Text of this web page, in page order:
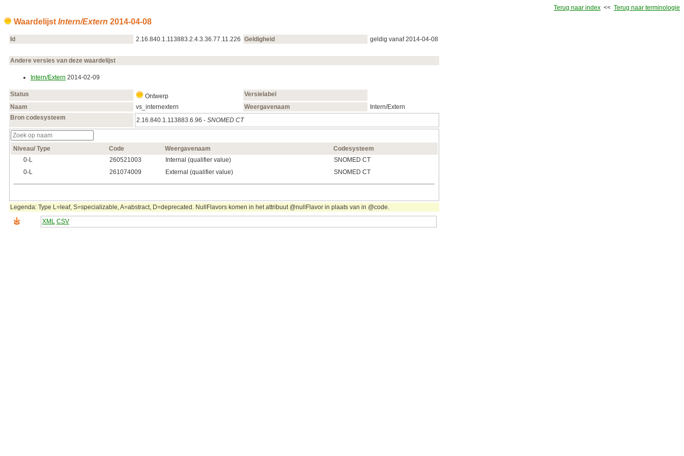
Terug naar index << Terug naar terminologie
Waardelijst Intern/Extern 2014‑04‑08
Id 2.16.840.1.113883.2.4.3.36.77.11.226 Geldigheid geldig vanaf 2014‑04‑08
Andere versies van deze waardelijst
Intern/Extern 2014‑02‑09
Status Ontwerp
Versielabel
Naam
vs_internextern Weergavenaam
Intern/Extern
Bron codesysteem
2.16.840.1.113883.6.96 - SNOMED CT
Niveau/ Type Code Weergavenaam
Codesysteem
0‑L
260521003 Internal (qualifier value)
SNOMED CT
0‑L
261074009 External (qualifier value) SNOMED CT
Legenda: Type L=leaf, S=specializable, A=abstract, D=deprecated. NullFlavors komen in het attribuut @nullFlavor in plaats van in @code.
XML CSV